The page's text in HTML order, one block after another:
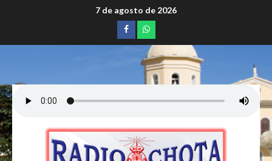
7 de agosto de 2026
Facebookwhatsapp